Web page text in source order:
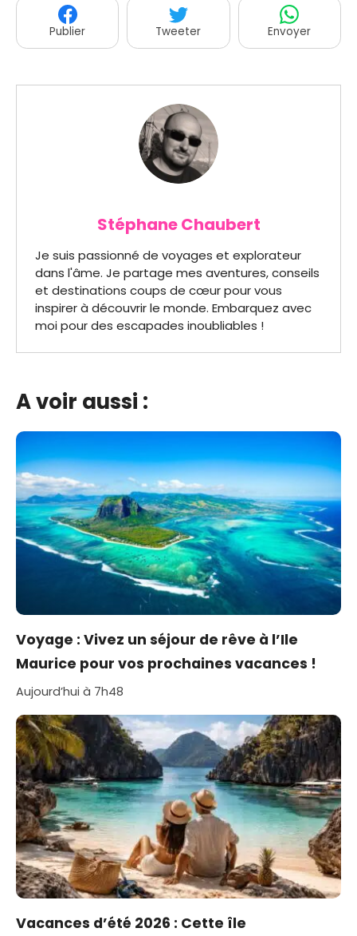
Publier Tweeter Envoyer
Stéphane Chaubert
Je suis passionné de voyages et explorateur
dans l'âme. Je partage mes aventures, conseils
et destinations coups de cœur pour vous
inspirer à découvrir le monde. Embarquez avec
moi pour des escapades inoubliables !
A voir aussi :
Voyage : Vivez un séjour de rêve à l’Ile
Maurice pour vos prochaines vacances !
Aujourd’hui à 7h48
Vacances d’été 2026 : Cette île